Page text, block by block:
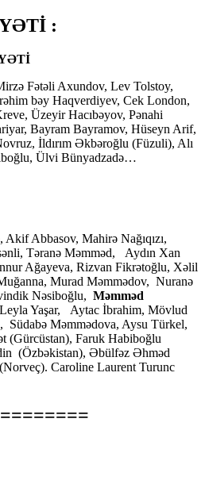
:
Fətəli Axundov, Lev Tolstoy,
bəy Haqverdiyev, Cek London,
Üzeyir Hacıbəyov, Pənahi
Bayram Bayramov, Hüseyn Arif,
İldırım Əkbəroğlu (Füzuli), Alı
Ülvi Bünyadzadə…
Abbasov, Mahirə Nağıqızı,
Təranə Məmməd, Aydın Xan
Ağayeva, Rizvan Fikrətoğlu, Xəlil
Murad Məmmədov, Nuranə
Nəsiboğlu, Məmməd
Yaşar, Aytac İbrahim, Mövlud
Südabə Məmmədova, Aysu Türkel,
(Gürcüstan), Faruk Habiboğlu
(Özbəkistan), Əbülfəz Əhməd
Caroline Laurent Turunc